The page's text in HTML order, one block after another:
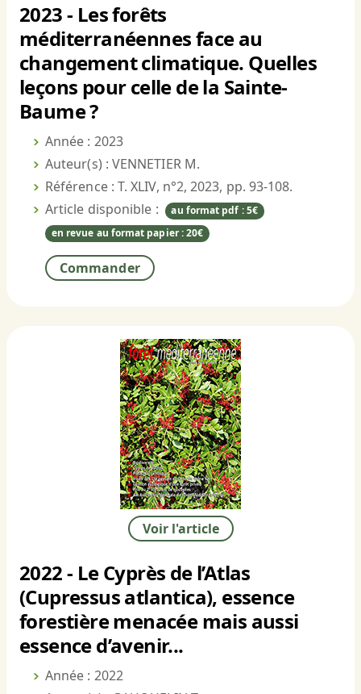
2023 - Les forêts
méditerranéennes face au
changement climatique. Quelles
leçons pour celle de la Sainte-
Baume ?
Année : 2023
Auteur(s) : VENNETIER M.
Référence : T. XLIV, n°2, 2023, pp. 93-108.
Article disponible :
au format pdf : 5€
en revue au format papier : 20€
Commander
Voir l'article
2022 - Le Cyprès de l’Atlas
(Cupressus atlantica), essence
forestière menacée mais aussi
essence d’avenir...
Année : 2022